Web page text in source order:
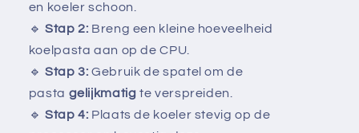
en koeler schoon.
🔹Stap 2: Breng een kleine hoeveelheid
koelpasta aan op de CPU.
🔹Stap 3: Gebruik de spatel om de
pasta gelijkmatig te verspreiden.
🔹Stap 4: Plaats de koeler stevig op de